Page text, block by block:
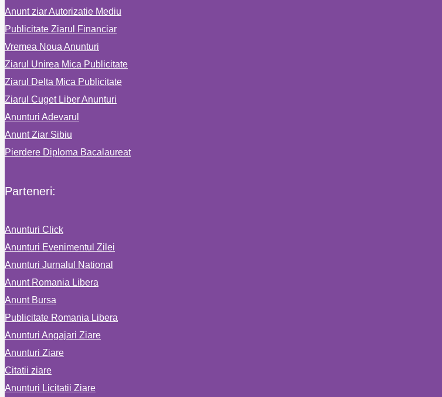
Anunt ziar Autorizatie Mediu
Publicitate Ziarul Financiar
Vremea Noua Anunturi
Ziarul Unirea Mica Publicitate
Ziarul Delta Mica Publicitate
Ziarul Cuget Liber Anunturi
Anunturi Adevarul
Anunt Ziar Sibiu
Pierdere Diploma Bacalaureat
Parteneri:
Anunturi Click
Anunturi Evenimentul Zilei
Anunturi Jurnalul National
Anunt Romania Libera
Anunt Bursa
Publicitate Romania Libera
Anunturi Angajari Ziare
Anunturi Ziare
Citatii ziare
Anunturi Licitatii Ziare